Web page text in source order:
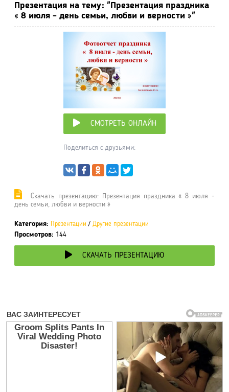
Презентация на тему: "Презентация праздника
« 8 июля - день семьи, любви и верности »"
СМОТРЕТЬ ОНЛАЙН
Поделиться с друзьями:
Cкачать презентацию: Презентация праздника « 8 июля -
день семьи, любви и верности »
Категория: Презентации / Другие презентации
Просмотров: 144
СКАЧАТЬ ПРЕЗЕНТАЦИЮ